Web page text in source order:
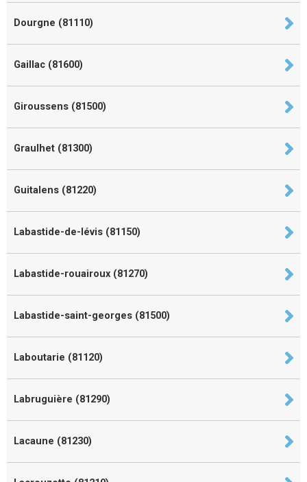
Dourgne (81110)
Gaillac (81600)
Giroussens (81500)
Graulhet (81300)
Guitalens (81220)
Labastide-de-lévis (81150)
Labastide-rouairoux (81270)
Labastide-saint-georges (81500)
Laboutarie (81120)
Labruguière (81290)
Lacaune (81230)